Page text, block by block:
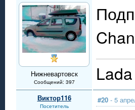
Нижневартовск
Сообщений: 397
Виктор116
Посетитель
#20 - 5